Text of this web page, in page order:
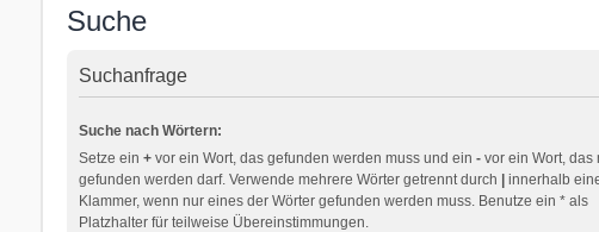
Suche
Suchanfrage
Suche nach Wörtern:
Setze ein +vor ein Wort, das gefunden werden muss und ein -vor ein Wort, das
gefunden werden darf. Verwende mehrere Wörter getrennt durch
innerhalb
Klammer, wenn nur eines der Wörter gefunden werden muss. Benutze ein * als
Platzhalter für teilweise Übereinstimmungen.